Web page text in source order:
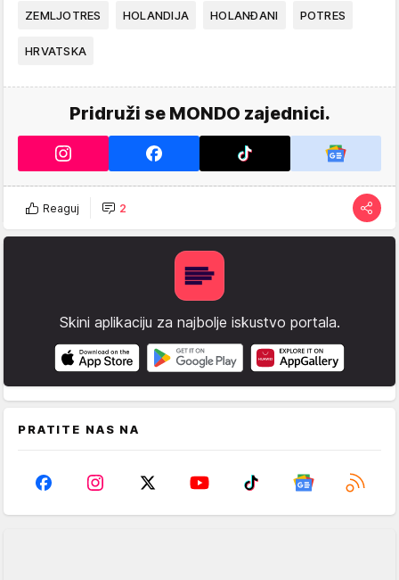
ZEMLJOTRES HOLANDIJA HOLANĐANI POTRES
HRVATSKA
Pridruži se MONDO zajednici.
Reaguj 2
Skini aplikaciju za najbolje iskustvo portala.
PRATITE NAS NA